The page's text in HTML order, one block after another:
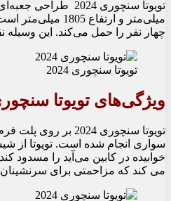
میلی‌متر و
چهار نفر را حمل می‌کند. این وسیله نقلیه که دارای فاصله
تویوتا سنچوری 2024
ویژگی‌های تویوتا
سواری انجام شده است. تویوتا از
می کند که مزاحمتی برای